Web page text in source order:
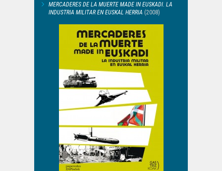
MERCADERES DE LA MUERTE MADE IN EUSKADI. LA
INDUSTRIA MILITAR EN EUSKAL HERRIA (2008)